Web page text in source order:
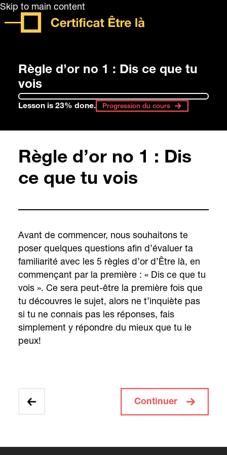
Skip to main content
Règle d’or no 1 : Dis ce que tu
vois
Lesson is 23% done. Progression du cours
Règle d’or no 1 : Dis
ce que tu vois
Avant de commencer, nous souhaitons te
poser quelques questions afin d’évaluer ta
familiarité avec les 5 règles d’or d’Être là, en
commençant par la première : « Dis ce que tu
vois ». Ce sera peut-être la première fois que
tu découvres le sujet, alors ne t’inquiète pas
si tu ne connais pas les réponses, fais
simplement y répondre du mieux que tu le
peux!
Continuer